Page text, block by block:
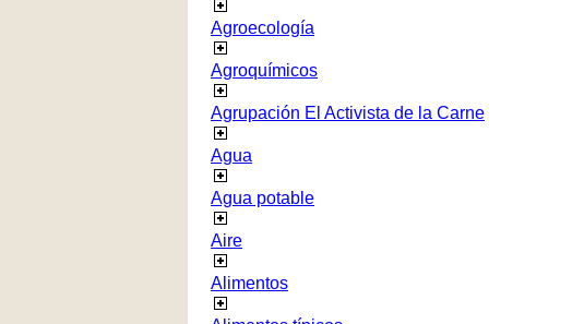
Agroecología
Agroquímicos
Agrupación El Activista de la Carne
Agua
Agua potable
Aire
Alimentos